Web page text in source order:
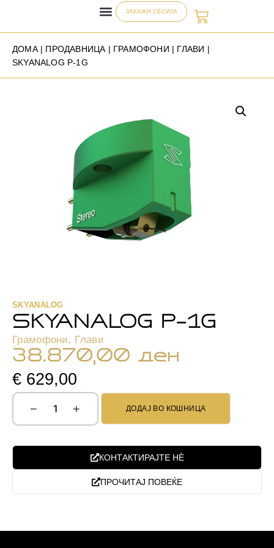
ЗАКАЖИ СЕСИЈА
ДОМА| ПРОДАВНИЦА | ГРАМОФОНИ | ГЛАВИ |
SKYANALOG P-1G
SKYANALOG
SKYANALOG P-1G
Грамофони, Глави
38.870,00 ден
€ 629,00
− + ДОДАЈ ВО КОШНИЦА
КОНТАКТИРАЈТЕ НЀ
ПРОЧИТАЈ ПОВЕЌЕ